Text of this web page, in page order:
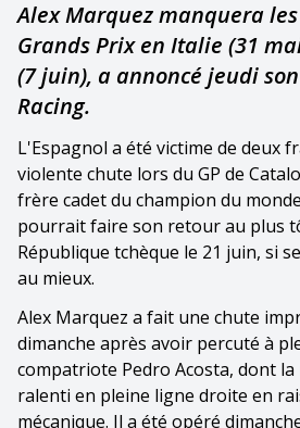
Alex Marquez manquera
Grands Prix en Italie (31
(7 juin), a annoncé jeudi
Racing.
L'Espagnol a été victime de deux
violente chute lors du GP de
frère cadet du champion du
pourrait faire son retour au plus
République tchèque le 21 juin, si
au mieux.
Alex Marquez a fait une chute
dimanche après avoir percuté à
compatriote Pedro Acosta, dont
ralenti en pleine ligne droite en
mécanique. Il a été opéré